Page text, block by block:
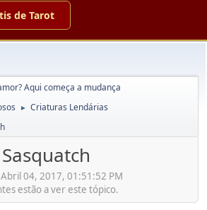
de Tarot
Aqui começa a mudança
► Criaturas Lendárias
04, 2017, 01:51:52 PM
estão a ver este tópico.